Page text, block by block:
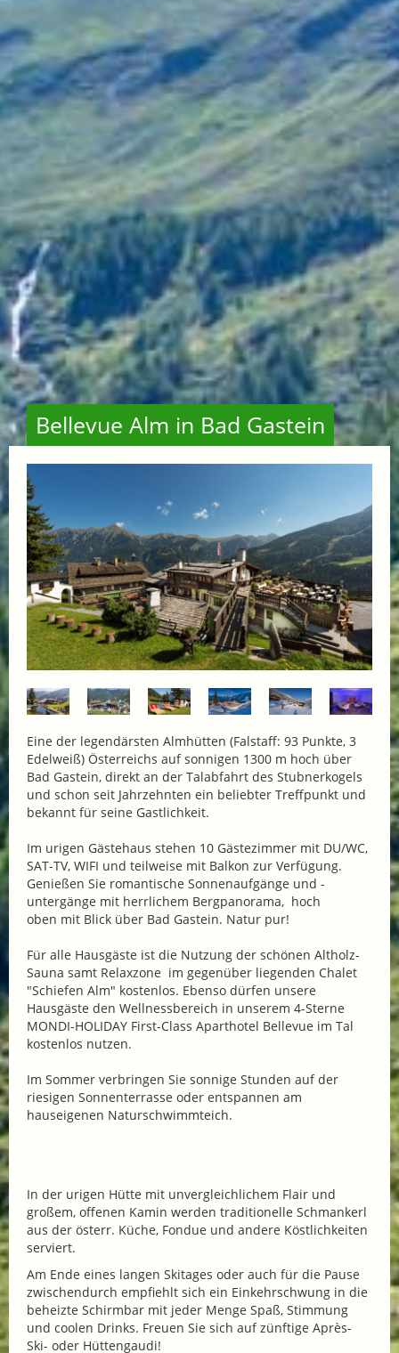
Bellevue Alm in Bad Gastein
Eine der legendärsten Almhütten (Falstaff: 93 Punkte, 3
Edelweiß) Österreichs auf sonnigen 1300 m hoch über
Bad Gastein, direkt an der Talabfahrt des Stubnerkogels
und schon seit Jahrzehnten ein beliebter Treffpunkt und
bekannt für seine Gastlichkeit.
Im urigen Gästehaus stehen 10 Gästezimmer mit DU/WC,
SAT-TV, WIFI und teilweise mit Balkon zur Verfügung.
Genießen Sie romantische Sonnenaufgänge und -
untergänge mit herrlichem Bergpanorama, hoch
oben mit Blick über Bad Gastein. Natur pur!
Für alle Hausgäste ist die Nutzung der schönen Altholz-
Sauna samt Relaxzone im gegenüber liegenden Chalet
"Schiefen Alm" kostenlos. Ebenso dürfen unsere
Hausgäste den Wellnessbereich in unserem 4-Sterne
MONDI-HOLIDAY First-Class Aparthotel Bellevue im Tal
kostenlos nutzen.
Im Sommer verbringen Sie sonnige Stunden auf der
riesigen Sonnenterrasse oder entspannen am
hauseigenen Naturschwimmteich.
In der urigen Hütte mit unvergleichlichem Flair und
großem, offenen Kamin werden traditionelle Schmankerl
aus der österr. Küche, Fondue und andere Köstlichkeiten
serviert.
Am Ende eines langen Skitages oder auch für die Pause
zwischendurch empfiehlt sich ein Einkehrschwung in die
beheizte Schirmbar mit jeder Menge Spaß, Stimmung
und coolen Drinks. Freuen Sie sich auf zünftige Après-
Ski- oder Hüttengaudi!